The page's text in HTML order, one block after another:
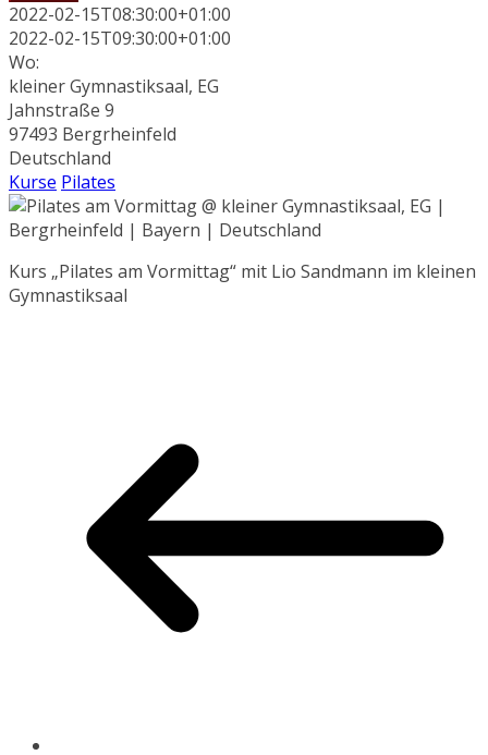
2022-02-15T08:30:00+01:00
2022-02-15T09:30:00+01:00
Wo:
kleiner Gymnastiksaal, EG
Jahnstraße 9
97493 Bergrheinfeld
Deutschland
Kurse Pilates
Kurs „Pilates am Vormittag“ mit Lio Sandmann im kleinen
Gymnastiksaal